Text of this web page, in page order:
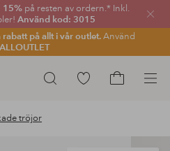
15% på resten av ordern.* Inkl.
Använd kod: 3015
rabatt på allt i vår outlet.Använd
ALLOUTLET
Sök
Gå
tröjor